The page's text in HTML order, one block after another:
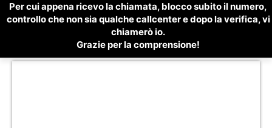
Per cui appena ricevo la chiamata, blocco subito il numero,
controllo che non sia qualche callcenter e dopo la verifica, vi
chiamerò io.
Grazie per la comprensione!